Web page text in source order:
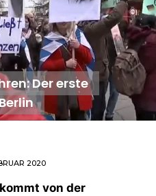
Der erste
2020
von der